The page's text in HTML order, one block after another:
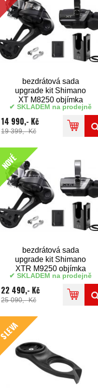
bezdrátová sada
upgrade kit Shimano
XT M8250 objímka
SKLADEM na prodejně
14 990,- Kč
19 399,- Kč
NOVÉ
bezdrátová sada
upgrade kit Shimano
XTR M9250 objímka
SKLADEM na prodejně
22 490,- Kč
25 090,- Kč
SLEVA